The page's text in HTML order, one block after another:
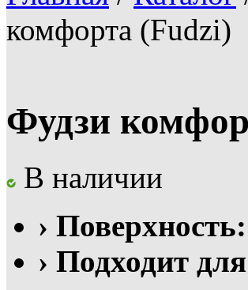
комфорта (Fudzi)
Фудзи
В наличии
› Поверхность:
› Подходит